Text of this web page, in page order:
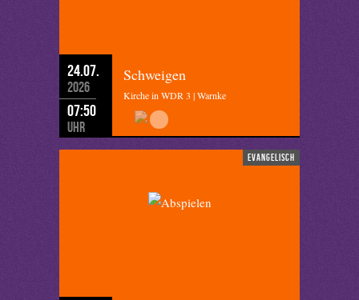
24.07.
2026
07:50
Uhr
Schweigen
Kirche in WDR 3 | Warnke
evangelisch